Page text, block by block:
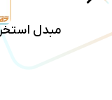
مبدل استخر